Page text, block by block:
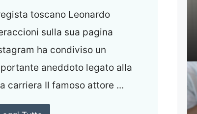
toscano Leonardo
sulla sua pagina
ha condiviso un
aneddoto legato alla
carriera Il famoso attore ...